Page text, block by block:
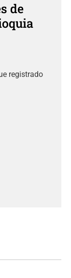
de
registrado